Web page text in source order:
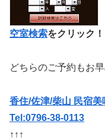
空室検索をクリック！
どちらのご予約もお
香住/佐津/柴山 民宿
Tel:0796-38-0113
↑↑↑